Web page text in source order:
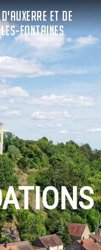
ET DE
FONTAINES